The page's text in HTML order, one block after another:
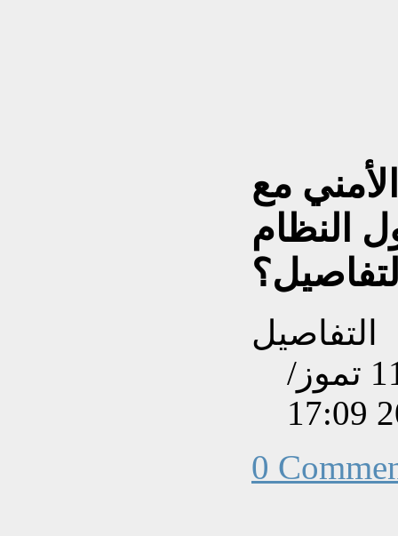
مع
النظام
التفاصيل
تم إنشاءه بتاريخ الجمعة, 11 تموز/
0